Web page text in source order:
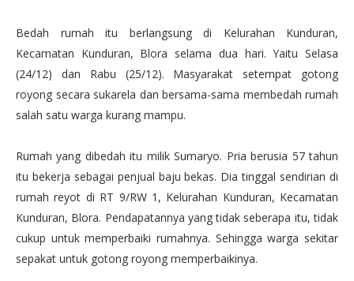
Bedah rumah itu berlangsung di Kelurahan Kunduran,
Kecamatan Kunduran, Blora selama dua hari. Yaitu Selasa
(24/12) dan Rabu (25/12). Masyarakat setempat gotong
royong secara sukarela dan bersama-sama membedah rumah
salah satu warga kurang mampu.
Rumah yang dibedah itu milik Sumaryo. Pria berusia 57 tahun
itu bekerja sebagai penjual baju bekas. Dia tinggal sendirian di
rumah reyot di RT 9/RW 1, Kelurahan Kunduran, Kecamatan
Kunduran, Blora. Pendapatannya yang tidak seberapa itu, tidak
cukup untuk memperbaiki rumahnya. Sehingga warga sekitar
sepakat untuk gotong royong memperbaikinya.